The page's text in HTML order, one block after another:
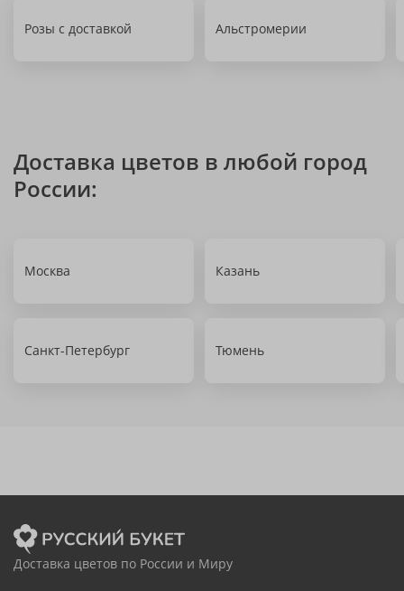
Розы с доставкой Альстромерии
Доставка цветов в любой город
России:
Москва Казань
Санкт-Петербург Тюмень
Доставка цветов по России и Миру